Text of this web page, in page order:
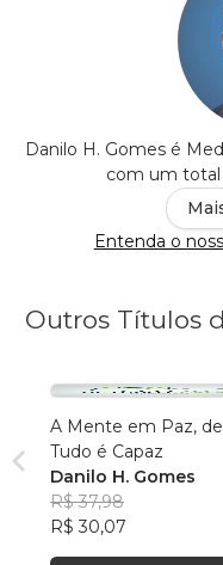
Danilo H. Gomes é
com um total
Entenda o
Outros Títulos
A Mente em Paz, de
Tudo é Capaz
Danilo H. Gomes
R$ 37,98
R$ 30,07